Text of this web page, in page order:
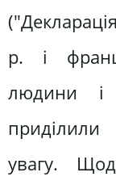
р. і
людини і
увагу.